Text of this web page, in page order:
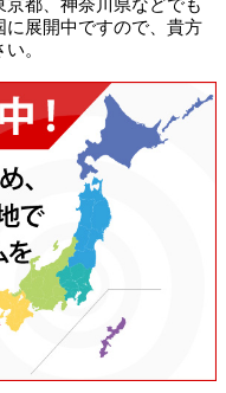
都、神奈川県などでも
に展開中ですので、貴方
。